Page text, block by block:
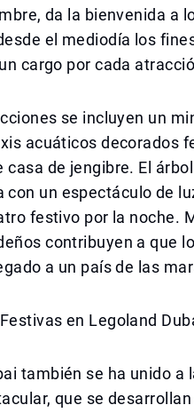
da la bienvenida a
el mediodía los
cargo por cada
se incluyen un
acuáticos decorados
casa de jengibre. El
con un espectáculo de
festivo por la noche.
contribuyen a que
a un país de las
en Legoland
también se ha unido
que se